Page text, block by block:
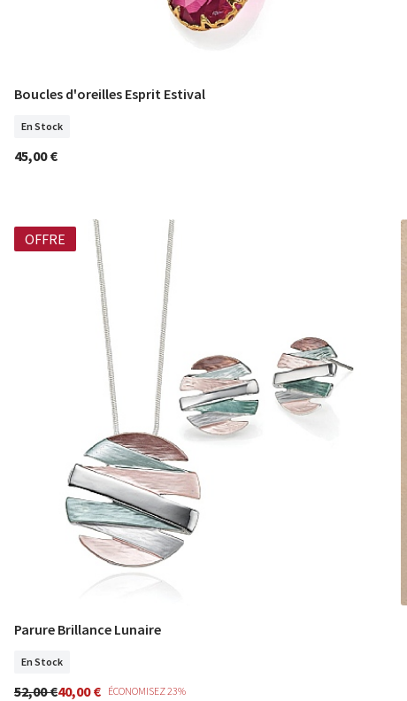
COMMANDER
Boucles d'oreilles Esprit Estival
En Stock
45,00 €
OFFRE
COMMANDER
Parure Brillance Lunaire
En Stock
52,00 €40,00 € ÉCONOMISEZ 23%